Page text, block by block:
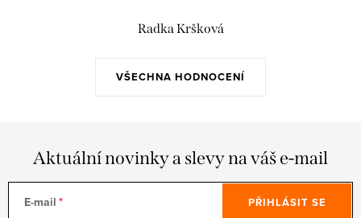
VŠECHNA HODNOCENÍ
Radka Kršková
Aktuální novinky a slevy na váš e-mail
E-mail PŘIHLÁSIT SE